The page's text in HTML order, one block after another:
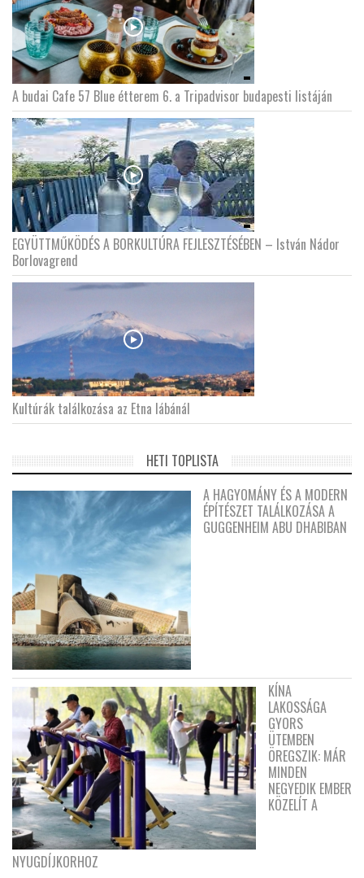
A budai Cafe 57 Blue étterem 6. a Tripadvisor budapesti listáján
EGYÜTTMŰKÖDÉS A BORKULTÚRA FEJLESZTÉSÉBEN – István Nádor
Borlovagrend
Kultúrák találkozása az Etna lábánál
HETI TOPLISTA
A HAGYOMÁNY ÉS A MODERN
ÉPÍTÉSZET TALÁLKOZÁSA A
GUGGENHEIM ABU DHABIBAN
KÍNA
LAKOSSÁGA
GYORS
ÜTEMBEN
ÖREGSZIK: MÁR
MINDEN
NEGYEDIK EMBER
KÖZELÍT A
NYUGDÍJKORHOZ